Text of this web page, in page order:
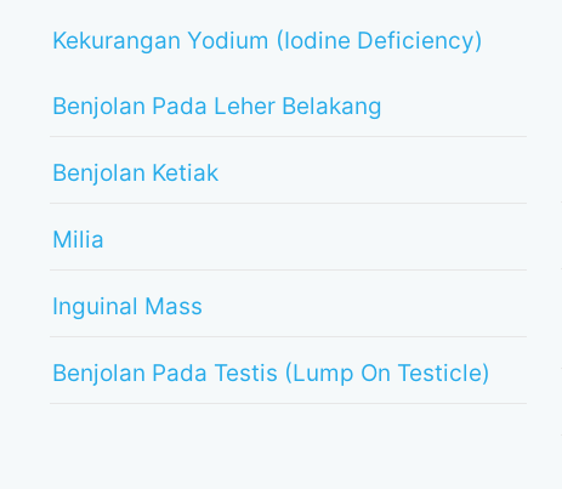
Kekurangan Yodium (Iodine Deficiency)
Benjolan Pada Leher Belakang
Benjolan Ketiak
Milia
Inguinal Mass
Benjolan Pada Testis (Lump On Testicle)